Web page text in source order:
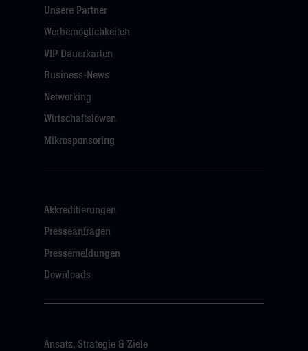
Unsere Partner
Werbemöglichkeiten
VIP Dauerkarten
Business-News
Networking
Wirtschaftslöwen
Mikrosponsoring
Akkreditierungen
Presseanfragen
Pressemeldungen
Downloads
Ansatz, Strategie & Ziele